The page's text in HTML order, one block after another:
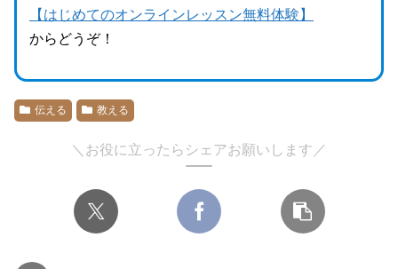
【はじめてのオンラインレッスン無料体験】
からどうぞ！
伝える 教える
＼お役に立ったらシェアお願いします／